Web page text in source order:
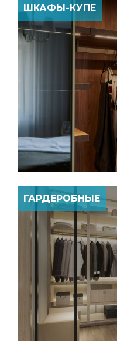
ШКАФЫ-КУПЕ
ГАРДЕРОБНЫЕ